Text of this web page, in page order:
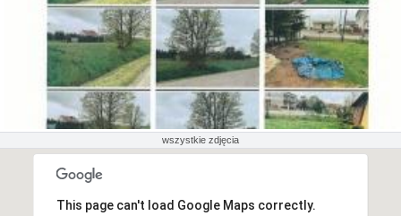
wszystkie zdjęcia
This page can't load Google Maps correctly.